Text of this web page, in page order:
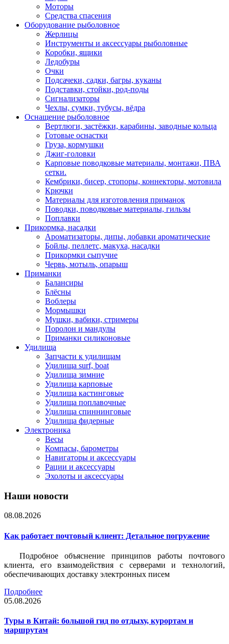
Моторы
Средства спасения
Оборудование рыболовное
Жерлицы
Инструменты и аксессуары рыболовные
Коробки, ящики
Ледобуры
Очки
Подсачеки, садки, багры, куканы
Подставки, стойки, род-поды
Сигнализаторы
Чехлы, сумки, тубусы, вёдра
Оснащение рыболовное
Вертлюги, застёжки, карабины, заводные кольца
Готовые оснастки
Груза, кормушки
Джиг-головки
Карповые поводковые материалы, монтажи, ПВА
сетки.
Кембрики, бисер, стопоры, коннекторы, мотовила
Крючки
Материалы для изготовления приманок
Поводки, поводковые материалы, гильзы
Поплавки
Прикормка, насадки
Ароматизаторы, дипы, добавки ароматические
Бойлы, пеллетс, макуха, насадки
Прикормки сыпучие
Червь, мотыль, опарыш
Приманки
Балансиры
Блёсны
Воблеры
Мормышки
Мушки, вабики, стримеры
Поролон и мандулы
Приманки силиконовые
Удилища
Запчасти к удилищам
Удилища surf, boat
Удилища зимние
Удилища карповые
Удилища кастинговые
Удилища поплавочные
Удилища спиннинговые
Удилища фидерные
Электроника
Весы
Компасы, барометры
Навигаторы и аксессуары
Рации и аксессуары
Эхолоты и аксессуары
Наши новости
08.08.2026
Как работает почтовый клиент: Детальное погружение
Подробное объяснение принципов работы почтового
клиента, его взаимодействия с серверами и технологий,
обеспечивающих доставку электронных писем
Подробнее
05.08.2026
Туры в Китай: большой гид по отдыху, курортам и
маршрутам